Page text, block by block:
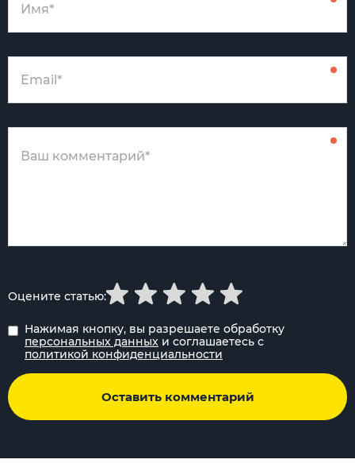
Нажимая кнопку, вы разрешаете обработку
персональных данных и соглашаетесь с
политикой конфиденциальности
Оставить комментарий
Оцените статью: